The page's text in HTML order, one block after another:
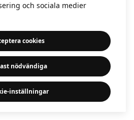
och sociala medier
cookies
nödvändiga
inställningar